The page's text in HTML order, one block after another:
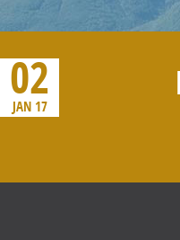
02
JAN 17